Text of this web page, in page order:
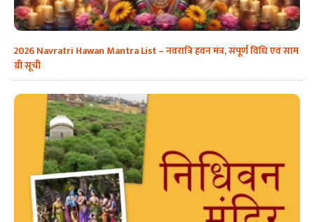
2026 Navratri Hawan Mantra List – नवरात्रि हवन मंत्र, संपूर्ण विधि एवं साम
ग्री सूची